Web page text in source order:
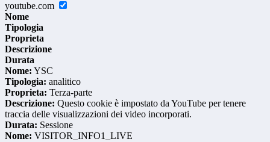
youtube.com
Nome
Tipologia
Proprieta
Descrizione
Durata
Nome: YSC
Tipologia: analitico
Proprieta: Terza-parte
Descrizione: Questo cookie è impostato da YouTube per tenere
traccia delle visualizzazioni dei video incorporati.
Durata: Sessione
Nome: VISITOR_INFO1_LIVE